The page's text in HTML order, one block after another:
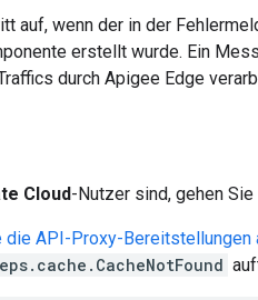
auf, wenn der in der
erstellt wurde. Ein
durch Apigee Edge
Cloud-Nutzer sind, gehen Sie
die API-Proxy-Bereitstellungen